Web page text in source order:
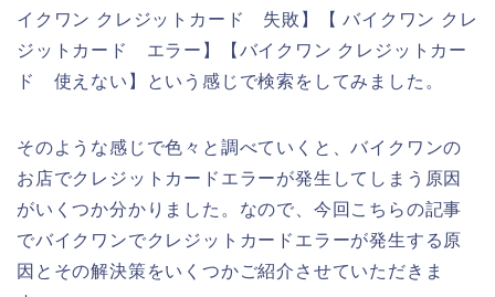
イクワン クレジットカード 失敗】【 バイクワン クレ
ジットカード エラー】【バイクワン クレジットカー
ド 使えない】という感じで検索をしてみました。
そのような感じで色々と調べていくと、バイクワンの
お店でクレジットカードエラーが発生してしまう原因
がいくつか分かりました。なので、今回こちらの記事
でバイクワンでクレジットカードエラーが発生する原
因とその解決策をいくつかご紹介させていただきま